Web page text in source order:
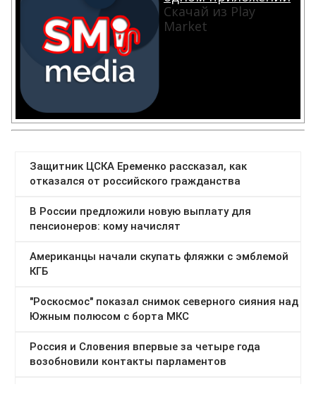
Скачай из Play
Market